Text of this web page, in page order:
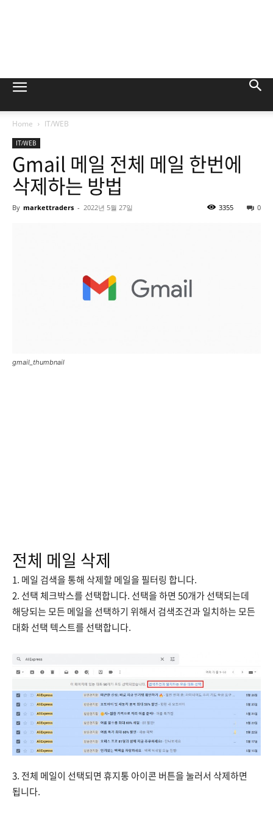
Home IT/WEB
IT/WEB
Gmail 메일 전체 메일 한번에
삭제하는 방법
By markettraders - 2022년 5월 27일 0
3355
gmail_thumbnail
전체 메일 삭제
1. 메일 검색을 통해 삭제할 메일을 필터링 합니다.
2. 선택 체크박스를 선택합니다. 선택을 하면 50개가 선택되는데
해당되는 모든 메일을 선택하기 위해서 검색조건과 일치하는 모든
대화 선택 텍스트를 선택합니다.
3. 전체 메일이 선택되면 휴지통 아이콘 버튼을 눌러서 삭제하면
됩니다.